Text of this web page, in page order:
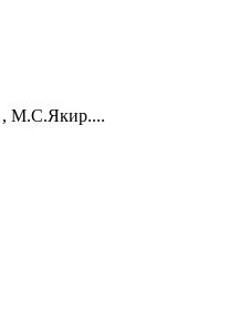
, М.С.Якир....